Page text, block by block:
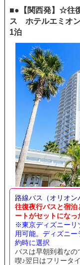
■●【関西発】☆往
ス ホテルエミオ
1泊
路線バス（オリオン
往復夜行バスと宿
ートがセットにな
※東京ディズニーリ
用可能。ディズニ
約時に選択
バスは早朝到着な
喫♪翌日はフリータ